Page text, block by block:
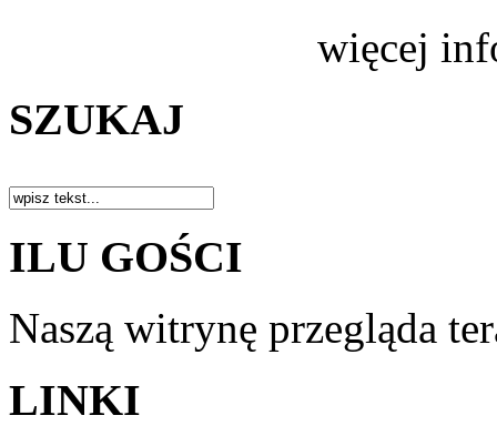
więcej
SZUKAJ
ILU GOŚCI
Naszą witrynę przegląda
LINKI